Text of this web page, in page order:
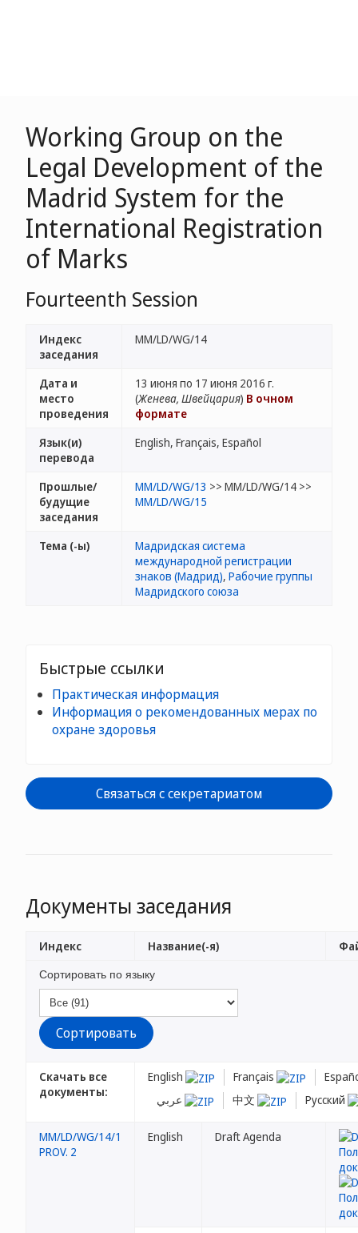
Working Group on the
Legal Development of the
Madrid System for the
International Registration
of Marks
Fourteenth Session
Индекс
заседания
MM/LD/WG/14
Дата и
место
проведения
13 июня по 17 июня 2016 г.
(Женева, Швейцария) В очном
формате
Язык(и)
перевода
English, Français, Español
Прошлые/
будущие
заседания
MM/LD/WG/13 >> MM/LD/WG/14 >>
MM/LD/WG/15
Тема (-ы)
Мадридская система
международной регистрации
знаков (Мадрид), Рабочие группы
Мадридского союза
Быстрые ссылки
Практическая информация
Информация о рекомендованных мерах по
охране здоровья
Связаться с секретариатом
Документы заседания
Сортировать по языку
Скачать все
документы:
English Français
中文 Русский
Индекс Название(-я)
MM/LD/WG/14/1
PROV. 2
English Draft Agenda